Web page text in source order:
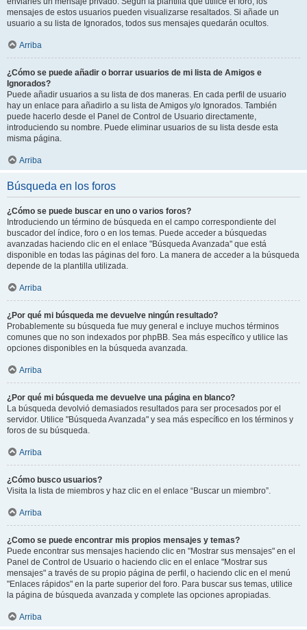
mensajes de estos usuarios pueden visualizarse resaltados. Si añade un
usuario a su lista de Ignorados, todos sus mensajes quedarán ocultos.
Arriba
¿Cómo se puede añadir o borrar usuarios de mi lista de Amigos e
Ignorados?
Puede añadir usuarios a su lista de dos maneras. En cada perfil de usuario
hay un enlace para añadirlo a su lista de Amigos y/o Ignorados. También
puede hacerlo desde el Panel de Control de Usuario directamente,
introduciendo su nombre. Puede eliminar usuarios de su lista desde esta
misma página.
Arriba
Búsqueda en los foros
¿Cómo se puede buscar en uno o varios foros?
Introduciendo un término de búsqueda en el campo correspondiente del
buscador del índice, foro o en los temas. Puede acceder a búsquedas
avanzadas haciendo clic en el enlace "Búsqueda Avanzada" que está
disponible en todas las páginas del foro. La manera de acceder a la búsqueda
depende de la plantilla utilizada.
Arriba
¿Por qué mi búsqueda me devuelve ningún resultado?
Probablemente su búsqueda fue muy general e incluye muchos términos
comunes que no son indexados por phpBB. Sea más específico y utilice las
opciones disponibles en la búsqueda avanzada.
Arriba
¿Por qué mi búsqueda me devuelve una página en blanco?
La búsqueda devolvió demasiados resultados para ser procesados por el
servidor. Utilice "Búsqueda Avanzada" y sea más específico en los términos y
foros de su búsqueda.
Arriba
¿Cómo busco usuarios?
Visita la lista de miembros y haz clic en el enlace “Buscar un miembro”.
Arriba
¿Como se puede encontrar mis propios mensajes y temas?
Puede encontrar sus mensajes haciendo clic en "Mostrar sus mensajes" en el
Panel de Control de Usuario o haciendo clic en el enlace "Mostrar sus
mensajes" a través de su propio página de perfil, o haciendo clic en el menú
"Enlaces rápidos" en la parte superior del foro. Para buscar sus temas, utilice
la página de búsqueda avanzada y complete las opciones apropiadas.
Arriba